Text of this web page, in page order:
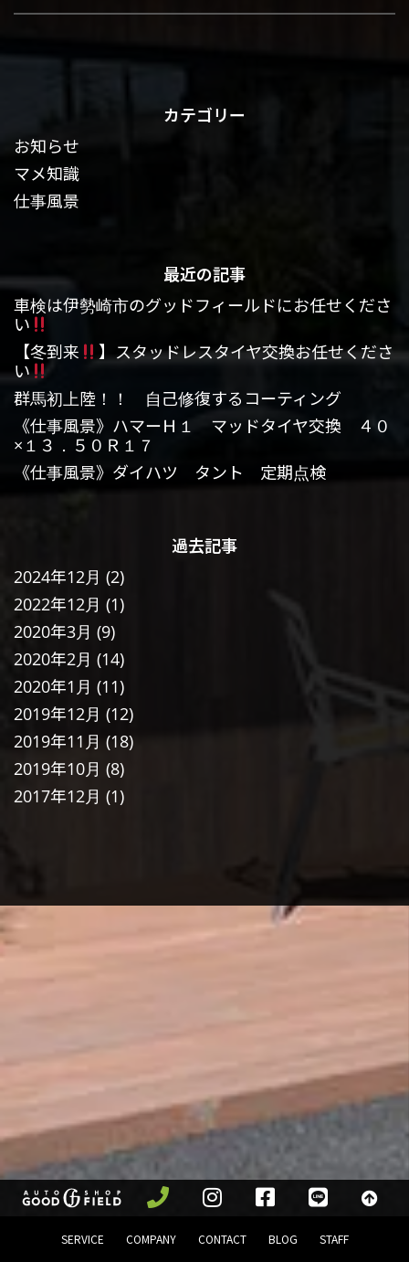
カテゴリー
お知らせ
マメ知識
仕事風景
最近の記事
車検は伊勢崎市のグッドフィールドにお任せくださ
い
【冬到来
】スタッドレスタイヤ交換お任せくださ
い
群馬初上陸！！ 自己修復するコーティング
《仕事風景》ハマーＨ１ マッドタイヤ交換 ４０
×１３．５０Ｒ１７
《仕事風景》ダイハツ タント 定期点検
過去記事
2024年12月 (2)
2022年12月 (1)
2020年3月 (9)
2020年2月 (14)
2020年1月 (11)
2019年12月 (12)
2019年11月 (18)
2019年10月 (8)
2017年12月 (1)
SERVICE COMPANY CONTACT BLOG STAFF